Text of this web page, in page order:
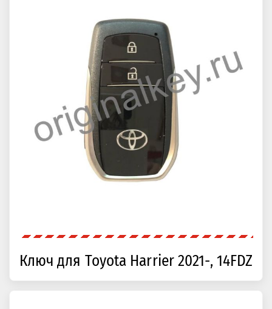
Ключ для Toyota Harrier 2021-, 14FDZ